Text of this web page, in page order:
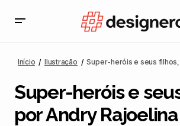
Início Ilustração Super-heróis e seus
Super-heróis e
por Andry Rajoelina